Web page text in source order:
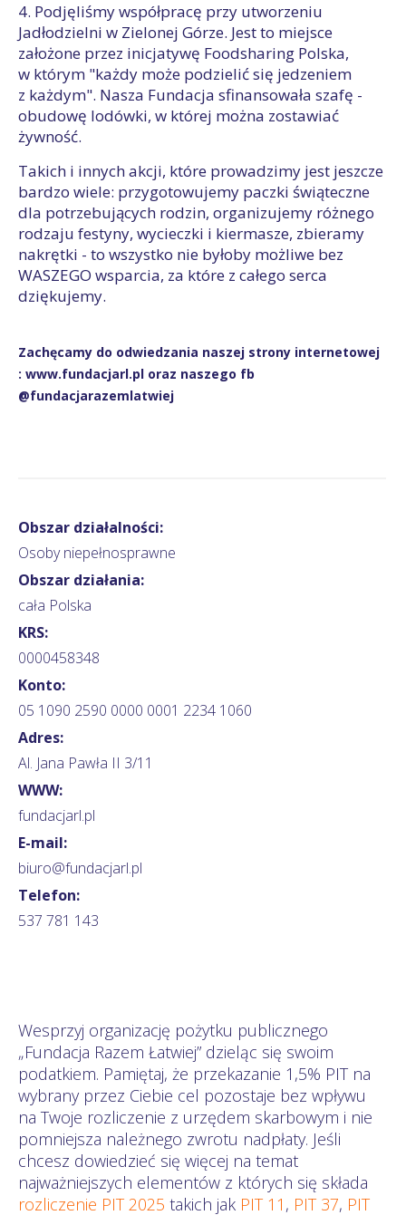
4. Podjęliśmy współpracę przy utworzeniu
Jadłodzielni w Zielonej Górze. Jest to miejsce
założone przez inicjatywę Foodsharing Polska,
w którym "każdy może podzielić się jedzeniem
z każdym". Nasza Fundacja sfinansowała szafę -
obudowę lodówki, w której można zostawiać
żywność.
Takich i innych akcji, które prowadzimy jest jeszcze
bardzo wiele: przygotowujemy paczki świąteczne
dla potrzebujących rodzin, organizujemy różnego
rodzaju festyny, wycieczki i kiermasze, zbieramy
nakrętki - to wszystko nie byłoby możliwe bez
WASZEGO wsparcia, za które z całego serca
dziękujemy.
Zachęcamy do odwiedzania naszej strony internetowej
: www.fundacjarl.pl oraz naszego fb
@fundacjarazemlatwiej
Obszar działalności:
Osoby niepełnosprawne
Obszar działania:
cała Polska
KRS:
0000458348
Konto:
05 1090 2590 0000 0001 2234 1060
Adres:
Al. Jana Pawła II 3/11
WWW:
fundacjarl.pl
E-mail:
biuro@fundacjarl.pl
Telefon:
537 781 143
Wesprzyj organizację pożytku publicznego
„Fundacja Razem Łatwiej” dzieląc się swoim
podatkiem. Pamiętaj, że przekazanie 1,5% PIT na
wybrany przez Ciebie cel pozostaje bez wpływu
na Twoje rozliczenie z urzędem skarbowym i nie
pomniejsza należnego zwrotu nadpłaty. Jeśli
chcesz dowiedzieć się więcej na temat
najważniejszych elementów z których się składa
rozliczenie PIT 2025 takich jak PIT 11 , PIT 37, PIT